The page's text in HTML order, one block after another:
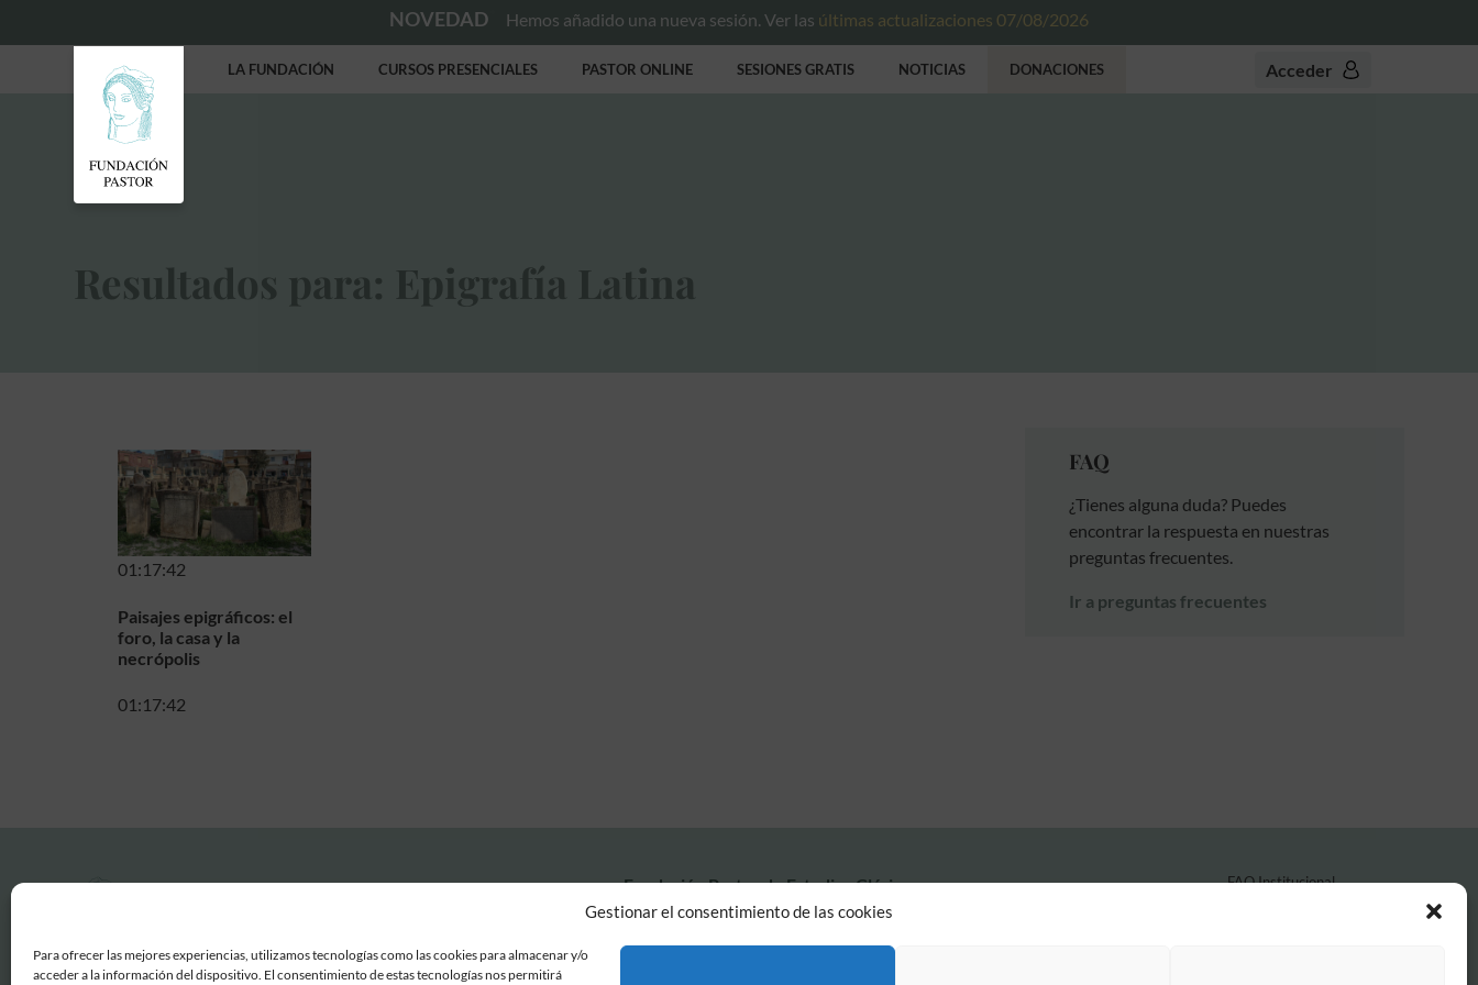
Gestionar el consentimiento de las cookies
Para ofrecer las mejores experiencias, utilizamos tecnologías como las cookies para almacenar y/o
acceder a la información del dispositivo. El consentimiento de estas tecnologías nos permitirá
NOVEDAD Hemos añadido una nueva sesión. Ver las últimas actualizaciones 07/08/2026
LA FUNDACIÓN CURSOS PRESENCIALES PASTOR ONLINE SESIONES GRATIS NOTICIAS DONACIONES Acceder
Resultados para: Epigrafía Latina
01:17:42
Paisajes epigráficos: el
foro, la casa y la
necrópolis
01:17:42
FAQ
¿Tienes alguna duda? Puedes
encontrar la respuesta en nuestras
preguntas frecuentes.
Ir a preguntas frecuentes
Fundación Pastor de Estudios Clásicos
Calle Serrano, 107. Madrid, 28006.
FAQ Institucional